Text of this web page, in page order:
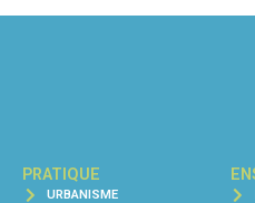
PRATIQUE
URBANISME